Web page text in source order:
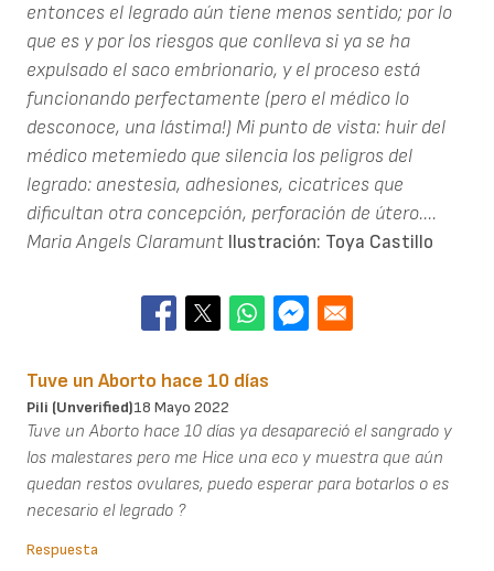
entonces el legrado aún tiene menos sentido; por lo
que es y por los riesgos que conlleva si ya se ha
expulsado el saco embrionario, y el proceso está
funcionando perfectamente (pero el médico lo
desconoce, una lástima!) Mi punto de vista: huir del
médico metemiedo que silencia los peligros del
legrado: anestesia, adhesiones, cicatrices que
dificultan otra concepción, perforación de útero....
Maria Angels Claramunt Ilustración: Toya Castillo
Tuve un Aborto hace 10 días
Pili (unverified)18 Mayo 2022
Tuve un Aborto hace 10 días ya desapareció el sangrado y
los malestares pero me Hice una eco y muestra que aún
quedan restos ovulares, puedo esperar para botarlos o es
necesario el legrado ?
Respuesta